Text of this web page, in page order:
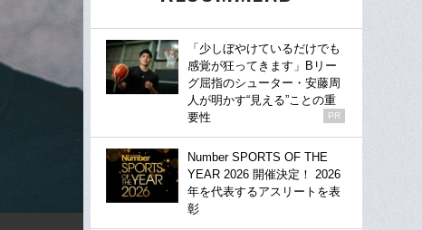
「少しぼやけているだけでも
感覚が狂ってきます」Bリー
グ屈指のシューター・安藤周
人が明かす“見える”ことの重
要性
PR
Number SPORTS OF THE
YEAR 2026 開催決定！ 2026
年を代表するアスリートを表
彰